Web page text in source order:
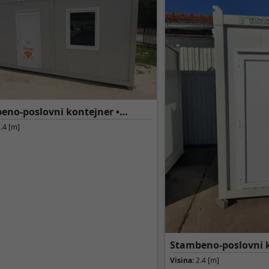
poslovni kontejner •
KONTEJNER OD 6M
[m]
Stambeno-poslovni
KANCELARIJSKI
Visina:2.4 [m]